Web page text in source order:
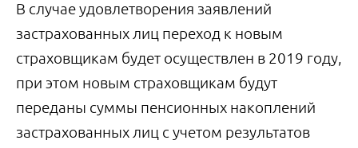
В случае удовлетворения заявлений
застрахованных лиц переход к новым
страховщикам будет осуществлен в 2019 году,
при этом новым страховщикам будут
переданы суммы пенсионных накоплений
застрахованных лиц с учетом результатов